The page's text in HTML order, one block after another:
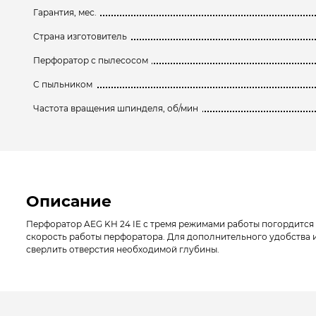
Гарантия, мес.
Страна изготовитель
Перфоратор с пылесосом
С пыльником
Частота вращения шпинделя, об/мин
Описание
Перфоратор AEG KH 24 IE с тремя режимами работы
скорость работы перфоратора. Для дополнительного
сверлить отверстия необходимой глубины.